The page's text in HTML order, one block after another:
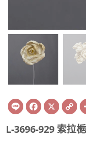
Line Facebook
X
L-3696-929 索拉